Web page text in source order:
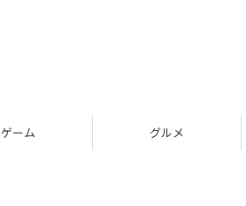
グルメ スタートアップ